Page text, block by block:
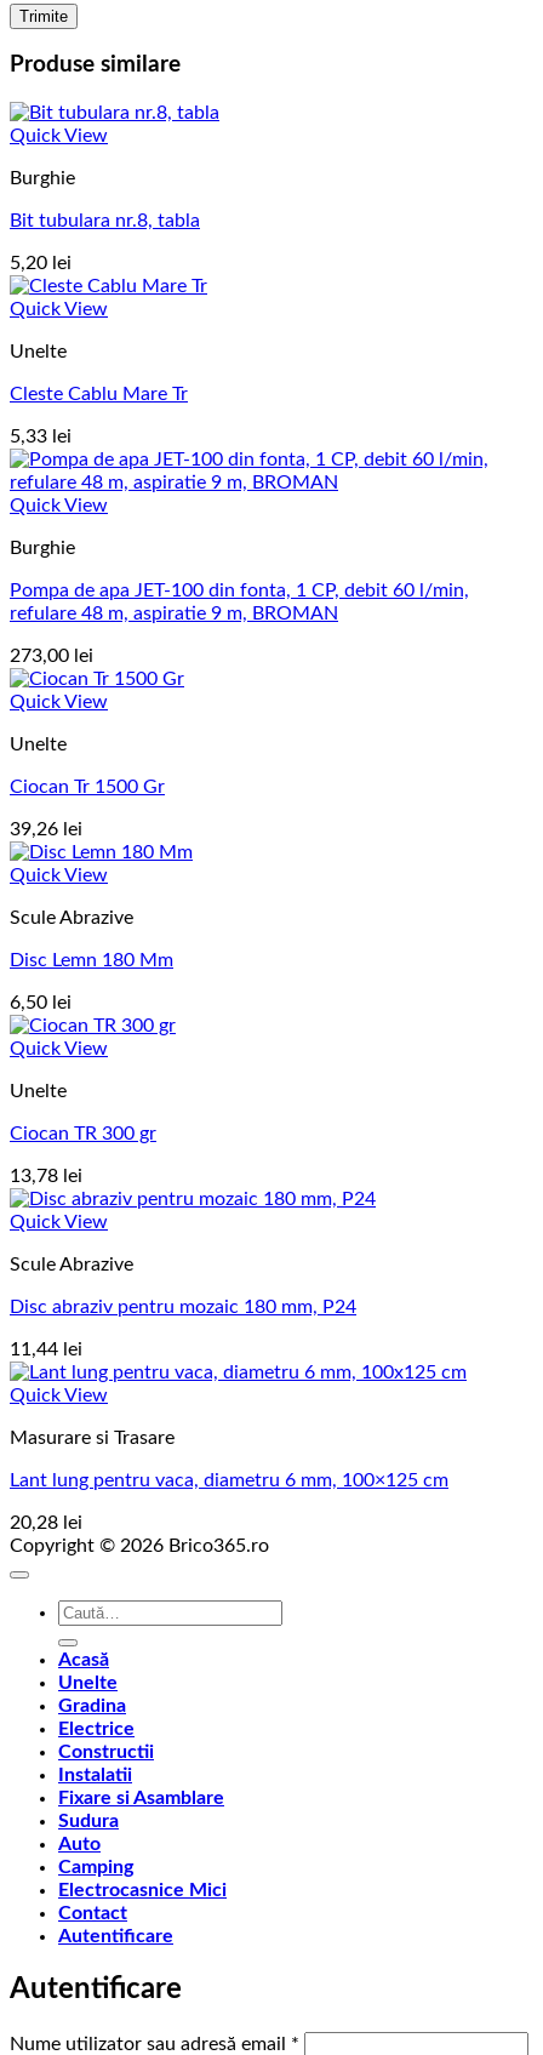
Produse similare
Quick View
Burghie
Bit tubulara nr.8, tabla
5,20 lei
Quick View
Unelte
Cleste Cablu Mare Tr
5,33 lei
Quick View
Burghie
Pompa de apa JET-100 din fonta, 1 CP, debit 60 l/min,
refulare 48 m, aspiratie 9 m, BROMAN
273,00 lei
Quick View
Unelte
Ciocan Tr 1500 Gr
39,26 lei
Quick View
Scule Abrazive
Disc Lemn 180 Mm
6,50 lei
Quick View
Unelte
Ciocan TR 300 gr
13,78 lei
Quick View
Scule Abrazive
Disc abraziv pentru mozaic 180 mm, P24
11,44 lei
Quick View
Masurare si Trasare
Lant lung pentru vaca, diametru 6 mm, 100×125 cm
20,28 lei
Copyright © 2026 Brico365.ro
Caută
Acasă
Unelte
Gradina
Electrice
Constructii
Instalatii
Fixare si Asamblare
Sudura
Auto
Camping
Electrocasnice Mici
Contact
Autentificare
Autentificare
Nume utilizator sau adresă email *